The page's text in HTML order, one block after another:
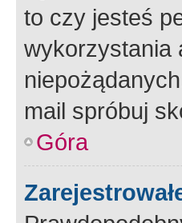
to czy jesteś
wykorzystania
mail spróbuj
Góra